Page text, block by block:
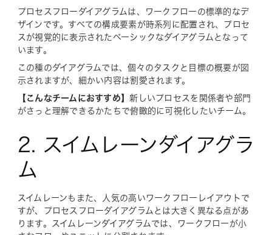
プロセスフローダイアグラムは、ワークフローの標準的なデ
ザインです。すべての構成要素が時系列に配置され、プロセ
スが視覚的に表示されたベーシックなダイアグラムとなって
います。
この種のダイアグラムでは、個々のタスクと目標の概要が図
示されますが、細かい内容は割愛されます。
【こんなチームにおすすめ】新しいプロセスを関係者や部門
がさっと理解できるかたちで俯瞰的に可視化したいチーム。
2. スイムレーンダイアグラ
ム
スイムレーンもまた、人気の高いワークフローレイアウトで
すが、プロセスフローダイアグラムとは大きく異なる点があ
ります。スイムレーンダイアグラムでは、ワークフローが小